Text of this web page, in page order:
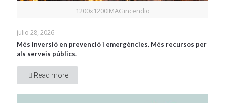
1200x1200IMAGincendio
julio 28, 2026
Més inversió en prevenció i emergències. Més recursos per
als serveis públics.
Read more